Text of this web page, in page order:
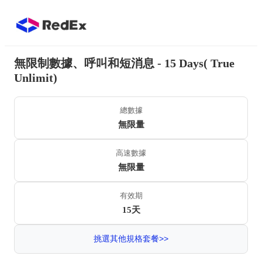
無限制數據、呼叫和短消息 - 15 Days( True
Unlimit)
總數據
無限量
高速數據
無限量
有效期
15天
挑選其他規格套餐>>